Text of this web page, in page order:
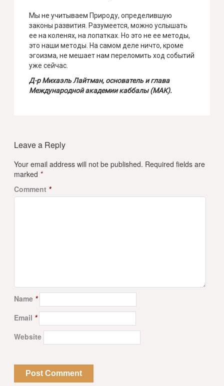
Мы не учитываем Природу, определившую
законы развития. Разумеется, можно услышать
ее на коленях, на лопатках. Но это не ее методы,
это наши методы. На самом деле ничто, кроме
эгоизма, не мешает нам переломить ход событий
уже сейчас.
Д-р Михаэль Лайтман, основатель и глава
Международной академии каббалы (МАК).
Leave a Reply
Your email address will not be published. Required fields are
marked *
Comment *
Name *
Email *
Website